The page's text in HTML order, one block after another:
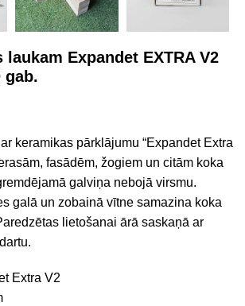
laukam Expandet EXTRA V2
gab.
keramikas pārklājumu “Expandet Extra
fasādēm, žogiem un citām koka
galviņa nebojā virsmu.
galā un zobainā vītne samazina koka
lietošanai ārā saskaņā ar
Extra V2